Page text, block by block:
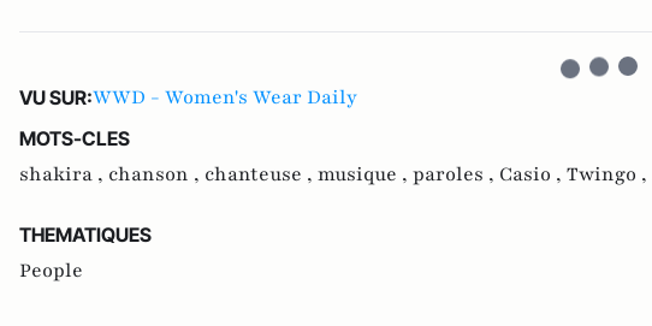
VU SUR:WWD - Women's Wear Daily
MOTS-CLES
shakira , chanson , chanteuse , musique , paroles , Casio , Twingo ,
THEMATIQUES
People